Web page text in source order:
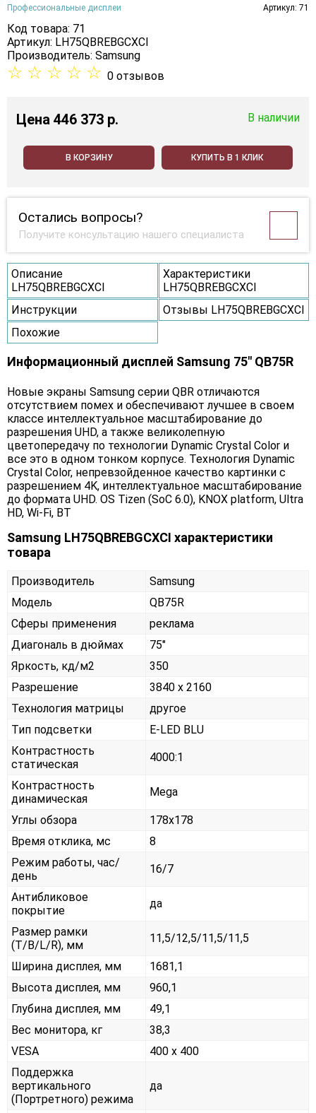
Профессиональные дисплеи Артикул: 71
Код товара: 71
Артикул: LH75QBREBGCXCI
Производитель: Samsung
☆ ☆ ☆ ☆ ☆ 0 отзывов
Цена 446 373 p. В наличии
В КОРЗИНУ КУПИТЬ В 1 КЛИК
Остались вопросы?
Получите консультацию нашего специалиста
Описание
LH75QBREBGCXCI
Характеристики
LH75QBREBGCXCI
Инструкции
Отзывы LH75QBREBGCXCI
Похожие
Информационный дисплей Samsung 75" QB75R
Новые экраны Samsung серии QBR отличаются
отсутствием помех и обеспечивают лучшее в своем
классе интеллектуальное масштабирование до
разрешения UHD, а также великолепную
цветопередачу по технологии Dynamic Crystal Color и
все это в одном тонком корпусе. Технология Dynamic
Crystal Color, непревзойденное качество картинки с
разрешением 4K, интеллектуальное масштабирование
до формата UHD. OS Tizen (SoC 6.0), KNOX platform, Ultra
HD, Wi-Fi, BT
Samsung LH75QBREBGCXCI характеристики
товара
Производитель
Samsung
Модель
QB75R
Сферы применения
реклама
Диагональ в дюймах
75"
Яркость, кд/м2
350
Разрешение
3840 x 2160
Технология матрицы
другое
Тип подсветки
E-LED BLU
Контрастность
статическая
4000:1
Контрастность
динамическая
Mega
Углы обзора
178x178
Время отклика, мс
8
Режим работы, час/
день
16/7
Антибликовое
покрытие
да
Размер рамки
(T/B/L/R), мм
11,5/12,5/11,5/11,5
Ширина дисплея, мм
1681,1
Высота дисплея, мм
960,1
Глубина дисплея, мм
49,1
Вес монитора, кг
38,3
VESA
400 x 400
Поддержка
вертикального
(Портретного) режима
да